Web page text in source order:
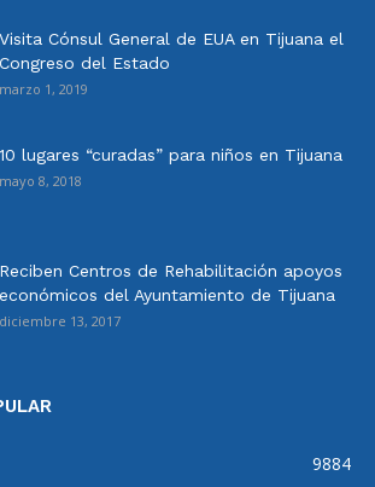
Visita Cónsul General de EUA en Tijuana el
Congreso del Estado
marzo 1, 2019
10 lugares “curadas” para niños en Tijuana
mayo 8, 2018
Reciben Centros de Rehabilitación apoyos
económicos del Ayuntamiento de Tijuana
diciembre 13, 2017
9884